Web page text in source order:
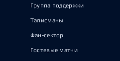
Группа поддержки
Талисманы
Фан-сектор
Гостевые матчи